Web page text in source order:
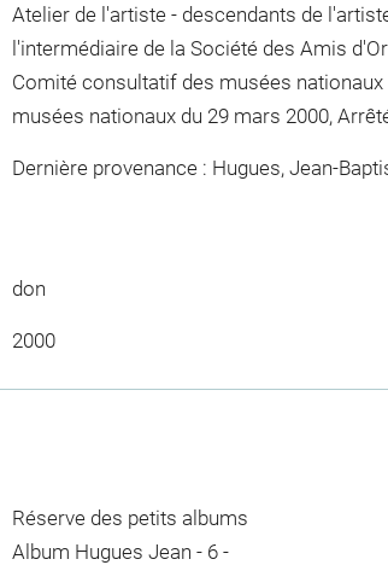
Atelier de l'artiste - descendants de
l'intermédiaire de la Société des Amis
Comité consultatif des musées
musées nationaux du 29 mars 2000,
Dernière provenance : Hugues, Jean-
don
2000
Réserve des petits albums
Album Hugues Jean - 6 -